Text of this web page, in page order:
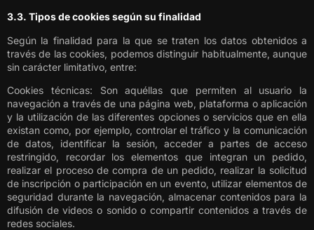
3.3. Tipos de cookies según su finalidad
Según la finalidad para la que se traten los datos obtenidos a
través de las cookies, podemos distinguir habitualmente, aunque
sin carácter limitativo, entre:
Cookies técnicas: Son aquéllas que permiten al usuario la
navegación a través de una página web, plataforma o aplicación
y la utilización de las diferentes opciones o servicios que en ella
existan como, por ejemplo, controlar el tráfico y la comunicación
de datos, identificar la sesión, acceder a partes de acceso
restringido, recordar los elementos que integran un pedido,
realizar el proceso de compra de un pedido, realizar la solicitud
de inscripción o participación en un evento, utilizar elementos de
seguridad durante la navegación, almacenar contenidos para la
difusión de videos o sonido o compartir contenidos a través de
redes sociales.